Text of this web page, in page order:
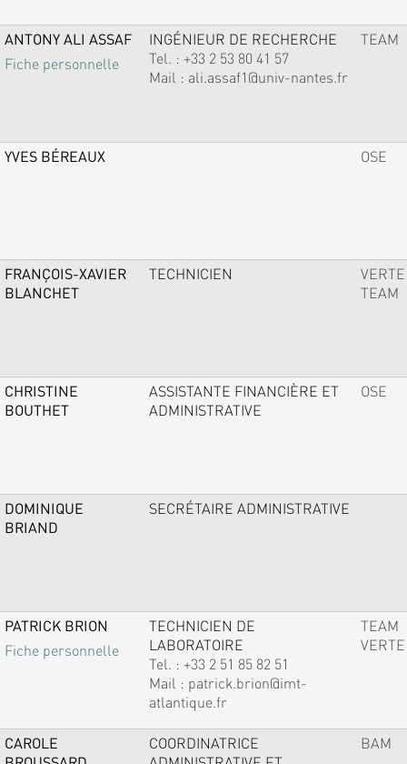
ANTONY ALI ASSAF
Fiche personnelle
INGÉNIEUR DE RECHERCHE
Tel. : +33 2 53 80 41 57
Mail : ali.assaf1@univ-nantes.fr
TEAM
YVES BÉREAUX OSE
FRANÇOIS-XAVIER
BLANCHET
TECHNICIEN
VERTE
TEAM
CHRISTINE
BOUTHET
ASSISTANTE FINANCIÈRE ET
ADMINISTRATIVE
OSE
DOMINIQUE
BRIAND
SECRÉTAIRE ADMINISTRATIVE
PATRICK BRION
Fiche personnelle
TECHNICIEN DE
LABORATOIRE
Tel. : +33 2 51 85 82 51
Mail : patrick.brion@imt-
atlantique.fr
TEAM
VERTE
CAROLE
COORDINATRICE
BAM